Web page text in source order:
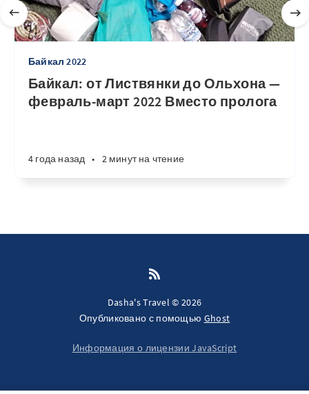
Байкал 2022
Байкал: от Листвянки до Ольхона —
февраль-март 2022 Вместо пролога
4 года назад • 2 минут на чтение
Dasha's Travel © 2026
Опубликовано с помощью Ghost
Информация о лицензии JavaScript